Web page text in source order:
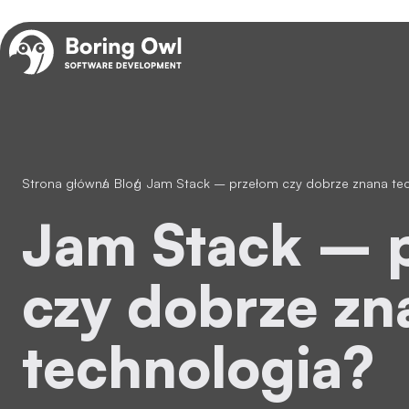
Strona główna
/ Blog
/ Jam Stack – przełom czy dobrze znana
Jam Stack – przełom
czy dobrze
technologia?